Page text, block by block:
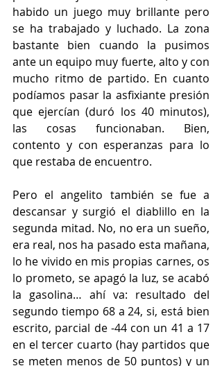
habido un juego muy brillante pero
se ha trabajado y luchado. La zona
bastante bien cuando la pusimos
ante un equipo muy fuerte, alto y con
mucho ritmo de partido. En cuanto
podíamos pasar la asfixiante presión
que ejercían (duró los 40 minutos),
las cosas funcionaban. Bien,
contento y con esperanzas para lo
que restaba de encuentro.
Pero el angelito también se fue a
descansar y surgió el diablillo en la
segunda mitad. No, no era un sueño,
era real, nos ha pasado esta mañana,
lo he vivido en mis propias carnes, os
lo prometo, se apagó la luz, se acabó
la gasolina… ahí va: resultado del
segundo tiempo 68 a 24, si, está bien
escrito, parcial de -44 con un 41 a 17
en el tercer cuarto (hay partidos que
se meten menos de 50 puntos) y un